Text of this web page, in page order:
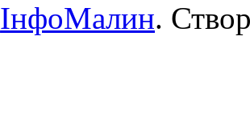
ІнфоМалин.